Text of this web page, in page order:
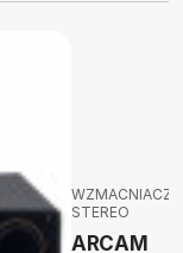
WZMACNIACZE
STEREO
ARCAM